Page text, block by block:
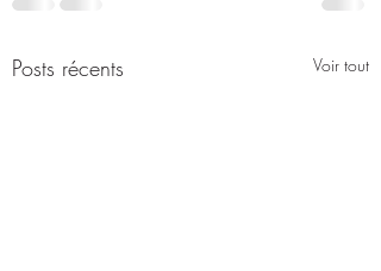
Posts récents Voir tout